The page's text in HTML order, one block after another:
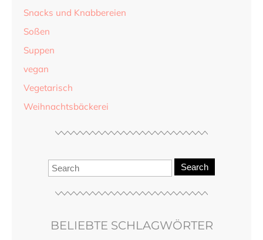
Snacks und Knabbereien
Soßen
Suppen
vegan
Vegetarisch
Weihnachtsbäckerei
Search
BELIEBTE SCHLAGWÖRTER